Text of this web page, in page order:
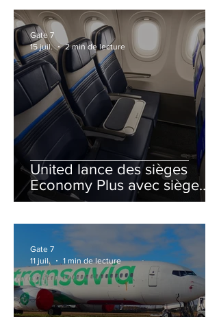
United lance des sièges
Economy Plus avec siège
central neutralisé
Gate 7
15 juil.
2 min de lecture
Gate 7
11 juil.
1 min de lecture